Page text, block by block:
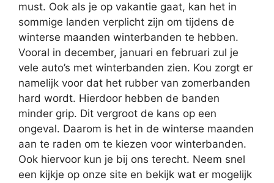
must. Ook als je op vakantie gaat, kan het in
sommige landen verplicht zijn om tijdens de
winterse maanden winterbanden te hebben.
Vooral in december, januari en februari zul je
vele auto’s met winterbanden zien. Kou zorgt er
namelijk voor dat het rubber van zomerbanden
hard wordt. Hierdoor hebben de banden
minder grip. Dit vergroot de kans op een
ongeval. Daarom is het in de winterse maanden
aan te raden om te kiezen voor winterbanden.
Ook hiervoor kun je bij ons terecht. Neem snel
een kijkje op onze site en bekijk wat er mogelijk